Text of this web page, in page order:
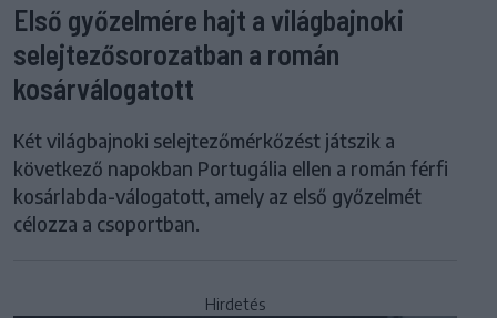
Első győzelmére hajt a világbajnoki
selejtezősorozatban a román
kosárválogatott
Két világbajnoki selejtezőmérkőzést játszik a
következő napokban Portugália ellen a román férfi
kosárlabda-válogatott, amely az első győzelmét
célozza a csoportban.
Hirdetés